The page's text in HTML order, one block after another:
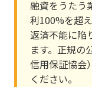
融資をうたう
利100%を超
返済不能に陥
ます。正規の
信用保証協会
ください。